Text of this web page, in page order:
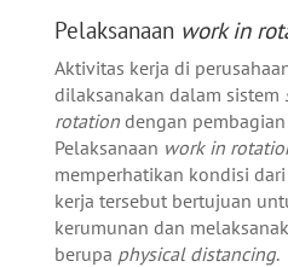
Pelaksanaan work in
Aktivitas kerja di
dilaksanakan dalam sistem
rotationdengan
Pelaksanaan work in
memperhatikan kondisi
kerja tersebut bertujuan
kerumunan dan
berupa physical distancing.